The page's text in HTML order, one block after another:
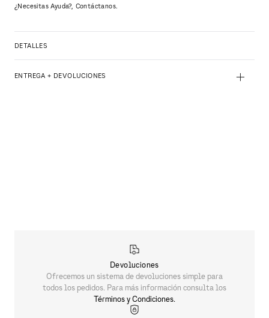
¿Necesitas Ayuda?, Contáctanos.
DETALLES
ENTREGA + DEVOLUCIONES +
Devoluciones
Ofrecemos un sistema de devoluciones simple para
todos los pedidos. Para más información consulta los
Términos y Condiciones.